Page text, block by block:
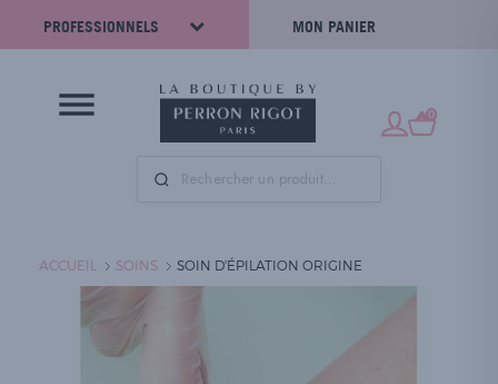
PROFESSIONNELS MON PANIER
0
ACCUEIL SOINS SOIN D'ÉPILATION ORIGINE